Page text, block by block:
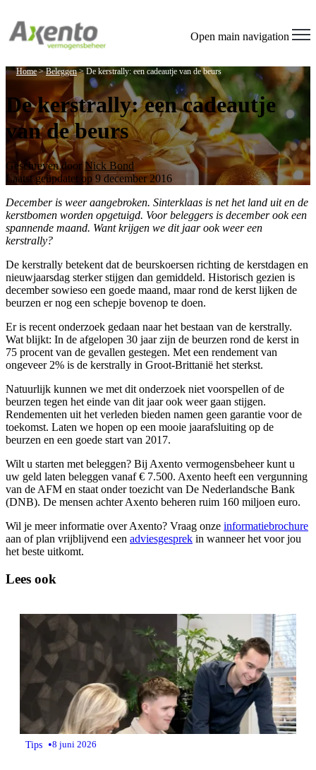
Open main navigation
Home>Beleggen>De kerstrally: een cadeautje van de beurs
De kerstrally: een cadeautje
van de beurs
Geschreven doorNick Bond
Laatst geüpdatet op 9 december 2016
December is weer aangebroken. Sinterklaas is net het land uit en de
kerstbomen worden opgetuigd. Voor beleggers is december ook een
spannende maand. Want krijgen we dit jaar ook weer een
kerstrally?
De kerstrally betekent dat de beurskoersen richting de kerstdagen en
nieuwjaarsdag sterker stijgen dan gemiddeld. Historisch gezien is
december sowieso een goede maand, maar rond de kerst lijken de
beurzen er nog een schepje bovenop te doen.
Er is recent onderzoek gedaan naar het bestaan van de kerstrally.
Wat blijkt: In de afgelopen 30 jaar zijn de beurzen rond de kerst in
75 procent van de gevallen gestegen. Met een rendement van
ongeveer 2% is de kerstrally in Groot-Brittanië het sterkst.
Natuurlijk kunnen we met dit onderzoek niet voorspellen of de
beurzen tegen het einde van dit jaar ook weer gaan stijgen.
Rendementen uit het verleden bieden namen geen garantie voor de
toekomst. Laten we hopen op een mooie jaarafsluiting op de
beurzen en een goede start van 2017.
Wilt u starten met beleggen? Bij Axento vermogensbeheer kunt u
uw geld laten beleggen vanaf € 7.500. Axento heeft een vergunning
van de AFM en staat onder toezicht van De Nederlandsche Bank
(DNB). De mensen achter Axento beheren ruim 160 miljoen euro.
Wil je meer informatie over Axento? Vraag onze informatiebrochure
aan of plan vrijblijvend een adviesgesprek in wanneer het voor jou
het beste uitkomt.
Lees ook
Tips •8 juni 2026